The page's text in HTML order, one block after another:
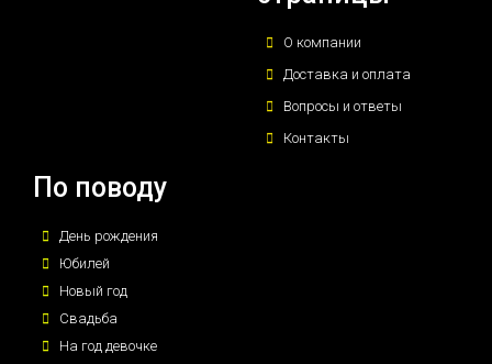
О компании
Доставка и оплата
Вопросы и ответы
Контакты
По поводу
День рождения
Юбилей
Новый год
Свадьба
На год девочке